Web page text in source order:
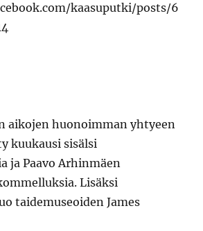
kaasuputki/posts/6
aikojen huonoimman yhtyeen
kuukausi sisälsi
ja Paavo Arhinmäen
Lisäksi
taidemuseoiden James